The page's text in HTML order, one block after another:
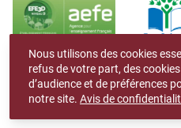
Nous utilisons des cookies
refus de votre part, des
d’audience et de préférences
notre site. Avis de